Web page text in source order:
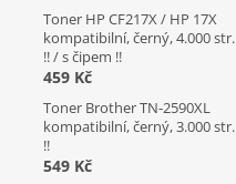
Toner HP CF217X / HP 17X
kompatibilní, černý, 4.000 str.
!! / s čipem !!
459 Kč
Toner Brother TN-2590XL
kompatibilní, černý, 3.000 str.
!!
549 Kč